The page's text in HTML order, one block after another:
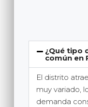
¿Qué tipo
común en
El distrito
muy variado,
demanda